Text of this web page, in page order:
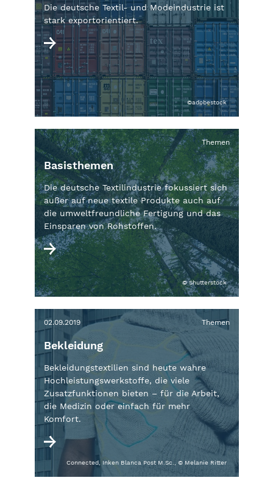
©adobestock
Die deutsche Textil- und Modeindustrie ist
stark exportorientiert.
© Shutterstock
Themen
Basisthemen
Die deutsche Textilindustrie fokussiert sich
außer auf neue textile Produkte auch auf
die umweltfreundliche Fertigung und das
Einsparen von Rohstoffen.
Connected, Inken Blanca Post M.Sc., © Melanie Ritter
02.09.2019 Themen
Bekleidung
Bekleidungstextilien sind heute wahre
Hochleistungswerkstoffe, die viele
Zusatzfunktionen bieten – für die Arbeit,
die Medizin oder einfach für mehr
Komfort.